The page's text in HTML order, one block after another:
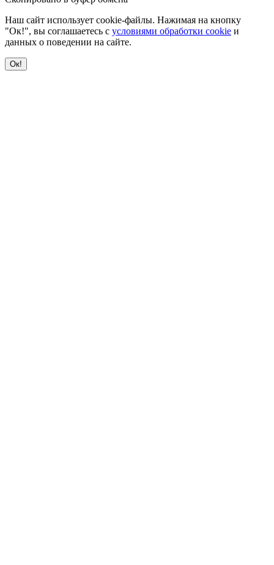
Наш сайт использует cookie-файлы. Нажимая на кнопку
"Ок!", вы соглашаетесь с условиями обработки cookie и
данных о поведении на сайте.
Ок!